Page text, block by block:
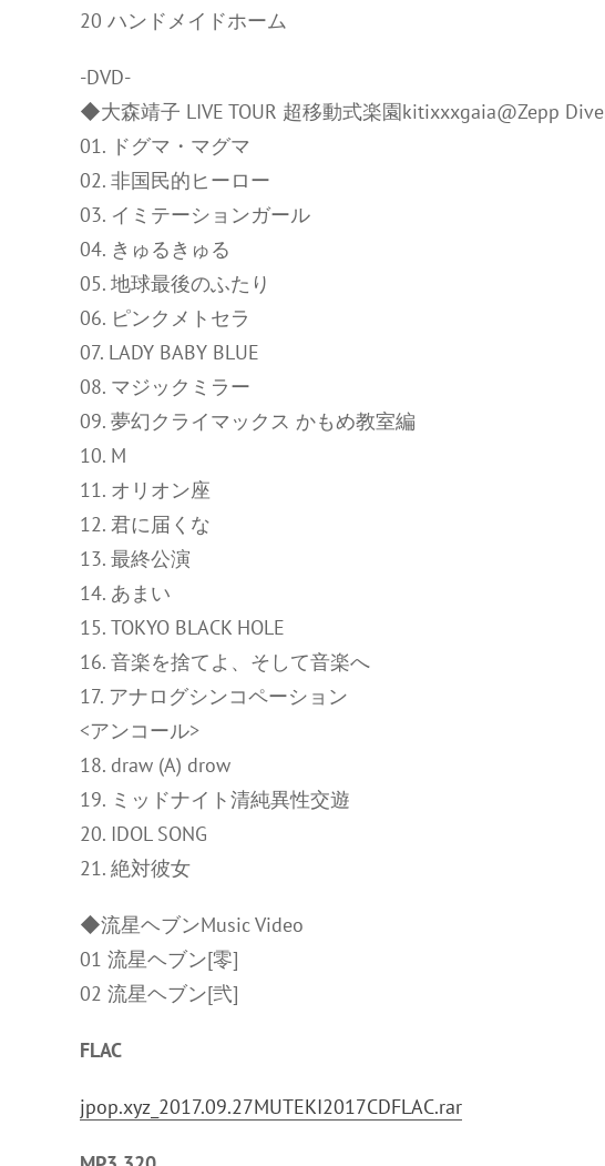
20 ハンドメイドホーム
-DVD-
◆大森靖子 LIVE TOUR 超移動式楽園kitixxxgaia@Zepp
01. ドグマ・マグマ
02. 非国民的ヒーロー
03. イミテーションガール
04. きゅるきゅる
05. 地球最後のふたり
06. ピンクメトセラ
07. LADY BABY BLUE
08. マジックミラー
09. 夢幻クライマックス かもめ教室編
10. M
11. オリオン座
12. 君に届くな
13. 最終公演
14. あまい
15. TOKYO BLACK HOLE
16. 音楽を捨てよ、そして音楽へ
17. アナログシンコペーション
<アンコール>
18. draw (A) drow
19. ミッドナイト清純異性交遊
20. IDOL SONG
21. 絶対彼女
◆流星ヘブンMusic Video
01 流星ヘブン[零]
02 流星ヘブン[弐]
FLAC
jpop.xyz_2017.09.27MUTEKI2017CDFLAC.rar